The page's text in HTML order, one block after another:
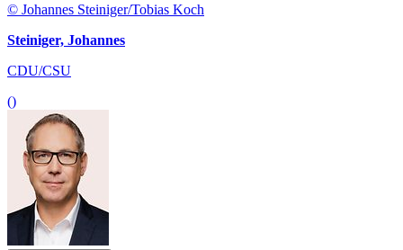
© Johannes Steiniger/Tobias Koch
Steiniger, Johannes
CDU/CSU
()